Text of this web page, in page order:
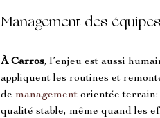
Management des
À Carros, l’enjeu est aussi
appliquent les routines et
de management orientée terrain:
qualité stable, même quand les